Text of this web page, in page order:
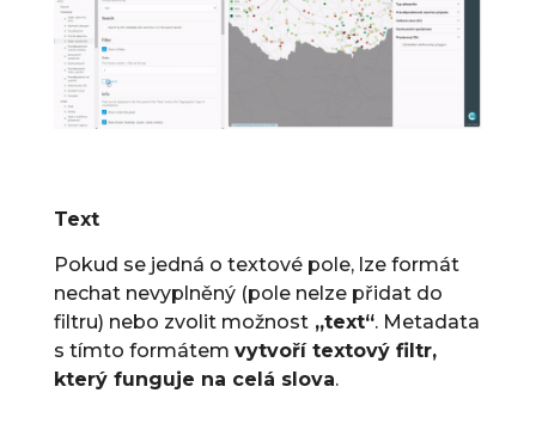
Text
Pokud se jedná o textové pole, lze formát
nechat nevyplněný (pole nelze přidat do
filtru) nebo zvolit možnost„text“. Metadata
s tímto formátem vytvoří textový filtr,
který funguje na celá slova.